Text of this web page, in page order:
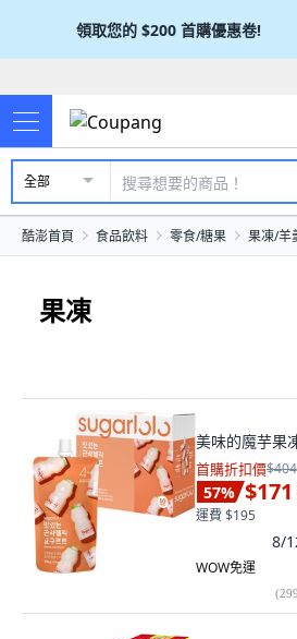
領取您的 $200 首購優惠卷!
全部
酷澎首頁 食品飲料 零食/糖果 果凍/羊
果凍
美味的魔芋果
首購折扣價$404
57% $171
運費 $195
8/
WOW免運
(299